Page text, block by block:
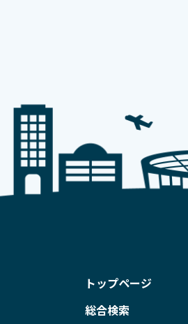
トップページ
総合検索